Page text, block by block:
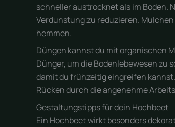
schneller austrocknet als im Boden.
Verdunstung zu reduzieren.
hemmen.
Düngen kannst du mit organischen
Dünger, um die Bodenlebewesen
damit du frühzeitig eingreifen
Rücken durch die angenehme
Gestaltungstipps für dein Hochbeet
Ein Hochbeet wirkt besonders